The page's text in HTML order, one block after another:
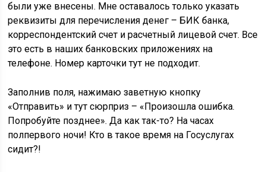
были уже внесены. Мне оставалось только указать
реквизиты для перечисления денег – БИК банка,
корреспондентский счет и расчетный лицевой счет. Все
это есть в наших банковских приложениях на
телефоне. Номер карточки тут не подходит.
Заполнив поля, нажимаю заветную кнопку
«Отправить» и тут сюрприз – «Произошла ошибка.
Попробуйте позднее». Да как так-то? На часах
полпервого ночи! Кто в такое время на Госуслугах
сидит?!